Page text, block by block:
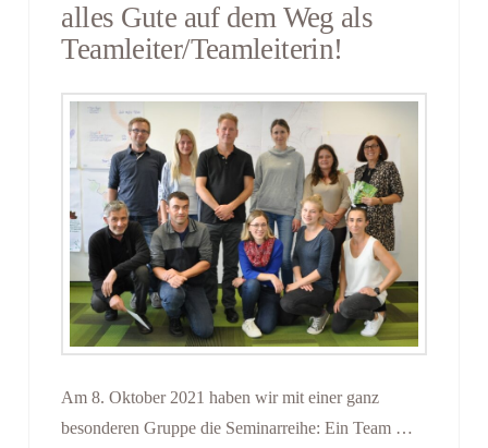
alles Gute auf dem Weg als
Teamleiter/Teamleiterin!
Am 8. Oktober 2021 haben wir mit einer ganz
besonderen Gruppe die Seminarreihe: Ein Team …